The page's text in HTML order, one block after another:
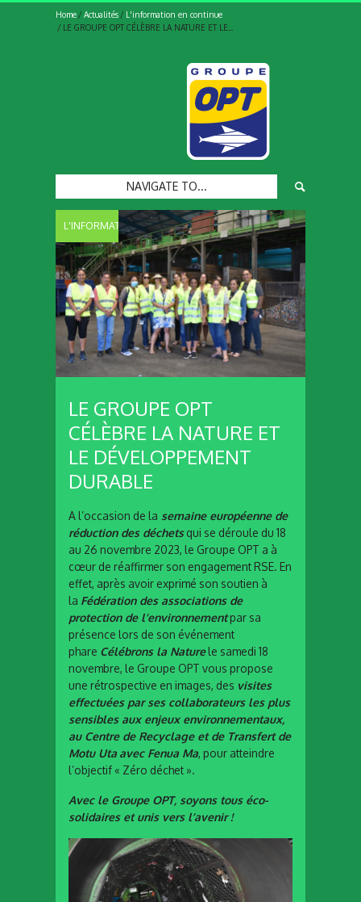
Home Actualités
L'information en continue
LE GROUPE OPT CÉLÈBRE LA NATURE ET LE...
NAVIGATE TO...
L'INFORMATION
EN
CONTINUE
LE GROUPE OPT
CÉLÈBRE LA NATURE ET
LE DÉVELOPPEMENT
DURABLE
A l’occasion de la semaine européenne de
réduction des déchetsqui se déroule du 18
au 26 novembre 2023, le Groupe OPT a à
cœur de réaffirmer son engagement RSE. En
effet, après avoir exprimé son soutien à
la Fédération des associations de
protection de l’environnementpar sa
présence lors de son événement
phare Célébrons la Naturele samedi 18
novembre, le Groupe OPT vous propose
une rétrospective en images, des visites
effectuées par ses collaborateurs les plus
sensibles aux enjeux environnementaux,
au Centre de Recyclage et de Transfert de
Motu Uta avec Fenua Ma, pour atteindre
l’objectif « Zéro déchet ».
Avec le Groupe OPT, soyons tous éco-
solidaires et unis vers l’avenir !